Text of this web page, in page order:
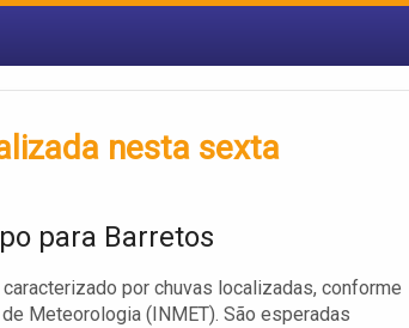
nesta sexta
para Barretos
por chuvas localizadas, conforme
Meteorologia (INMET). São esperadas